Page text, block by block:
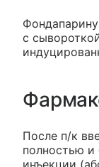
с
После п/к
полностью и
инъекции